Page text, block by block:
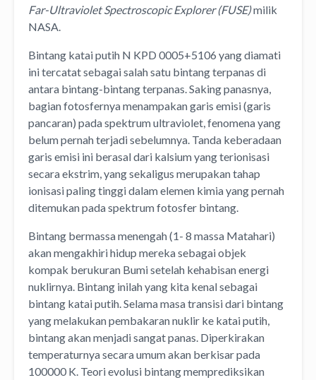
Far-Ultraviolet Spectroscopic Explorer (FUSE)milik
NASA.
Bintang katai putih N KPD 0005+5106 yang diamati
ini tercatat sebagai salah satu bintang terpanas di
antara bintang-bintang terpanas. Saking panasnya,
bagian fotosfernya menampakan garis emisi (garis
pancaran) pada spektrum ultraviolet, fenomena yang
belum pernah terjadi sebelumnya. Tanda keberadaan
garis emisi ini berasal dari kalsium yang terionisasi
secara ekstrim, yang sekaligus merupakan tahap
ionisasi paling tinggi dalam elemen kimia yang pernah
ditemukan pada spektrum fotosfer bintang.
Bintang bermassa menengah (1- 8 massa Matahari)
akan mengakhiri hidup mereka sebagai objek
kompak berukuran Bumi setelah kehabisan energi
nuklirnya. Bintang inilah yang kita kenal sebagai
bintang katai putih. Selama masa transisi dari bintang
yang melakukan pembakaran nuklir ke katai putih,
bintang akan menjadi sangat panas. Diperkirakan
temperaturnya secara umum akan berkisar pada
100000 K. Teori evolusi bintang memprediksikan